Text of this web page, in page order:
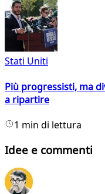
Stati Uniti
Più progressisti, ma
a ripartire
1 min di lettura
Idee e commenti